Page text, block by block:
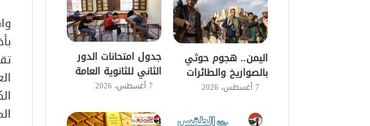
اليمن.. هجوم حوثي
بالصواريخ والطائرات
7 أغسطس، 2026
جدول امتحانات الدور
الثاني للثانوية العامة
7 أغسطس، 2026